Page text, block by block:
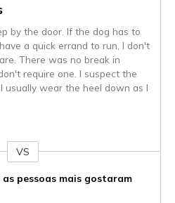
by the door. If the dog has to
a quick errand to run, I don't
There was no break in
require one. I suspect the
usually wear the heel down as I
VS
pessoas mais gostaram